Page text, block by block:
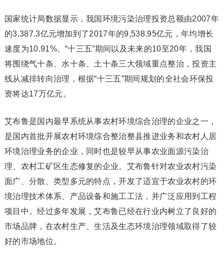
国家统计局数据显示，我国环境污染治理投资总额由2007年
的3,387.3亿元增加到了2017年的9,538.95亿元，年均增长
速度为10.91%。“十三五”期间以及未来的10至20年，我国
将围绕气十条、水十条、土十条三大领域重点整治，投资主
线从减排转向治理，根据“十三五”期间规划的全社会环保投
资将达17万亿元。
艾布鲁是国内最早系统从事农村环境综合治理的企业之一，
是国内首批开展农村环境综合整治整县推进业务和农村人居
环境治理业务的企业，同时也是较早从事农业面源污染治
理、农村工矿区生态修复的企业。艾布鲁针对农业农村污染
面广、分散、类型多元的特点，开发了适宜于农业农村的环
境治理技术体系、产品设备和施工工法，并广泛应用到工程
项目中。经过多年发展，艾布鲁已经在行业内树立了良好的
市场品牌，在农村生产、生活及生态环境治理领域取得了较
好的市场地位。